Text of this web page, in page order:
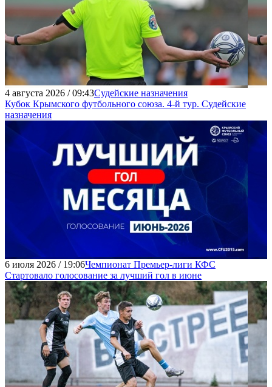
4 августа 2026 / 09:43Судейские назначения
Кубок Крымского футбольного союза. 4-й тур. Судейские
назначения
6 июля 2026 / 19:06Чемпионат Премьер-лиги КФС
Стартовало голосование за лучший гол в июне